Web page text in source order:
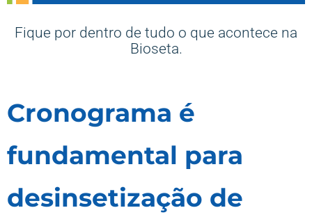
Fique por dentro de tudo o que acontece na
Bioseta.
Cronograma é
fundamental para
desinsetização de